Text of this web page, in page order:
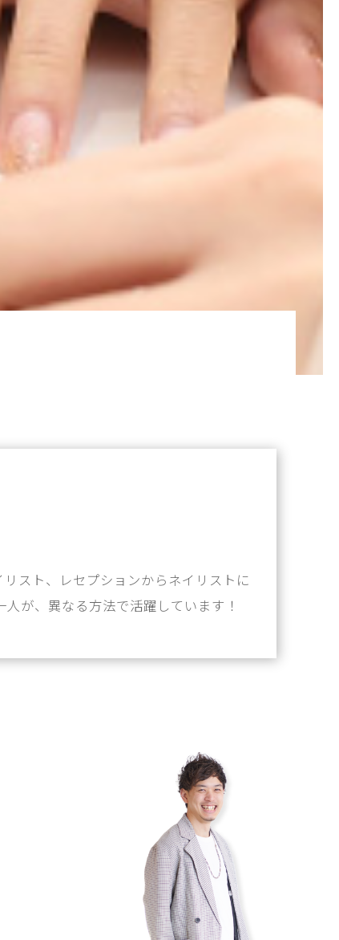
スト、レセプションからネイリストに
が、異なる方法で活躍しています！